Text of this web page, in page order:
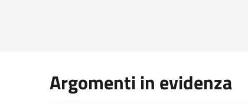
Argomenti in evidenza